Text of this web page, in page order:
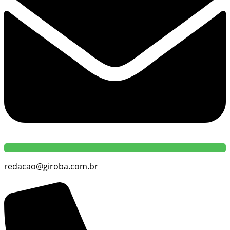
redacao@giroba.com.br